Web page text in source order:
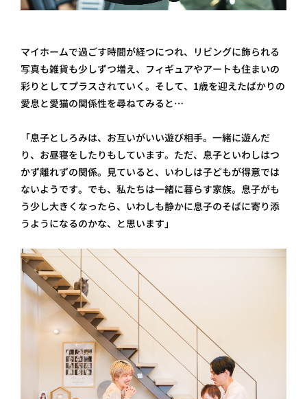
マイホームで過ごす時間が経つにつれ、リビングに飾られる
写真も雑貨も少しずつ増え、フィギュアやアートも住まいの
彩りとしてプラスされていく。そして、1歳を迎えたばかりの
愛息と愛猫の関係性を尋ねてみると…
「息子としろみは、お互いがいい遊び相手。一緒に遊んだ
り、お昼寝をしたりもしています。ただ、息子といわしはつ
かず離れずの関係。見ていると、いわしは子どもが得意では
ないようです。でも、私たちは一緒に暮らす家族。息子がも
う少し大きくなったら、いわしも静かに息子のそばに寄り添
うようになるのかな、と思います」